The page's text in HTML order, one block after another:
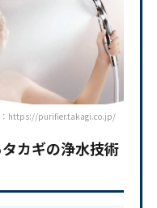
：https://purifier.takagi.co.jp/
カギの浄水技術